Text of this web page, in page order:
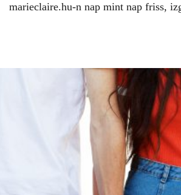
marieclaire.hu-n nap mint nap friss,